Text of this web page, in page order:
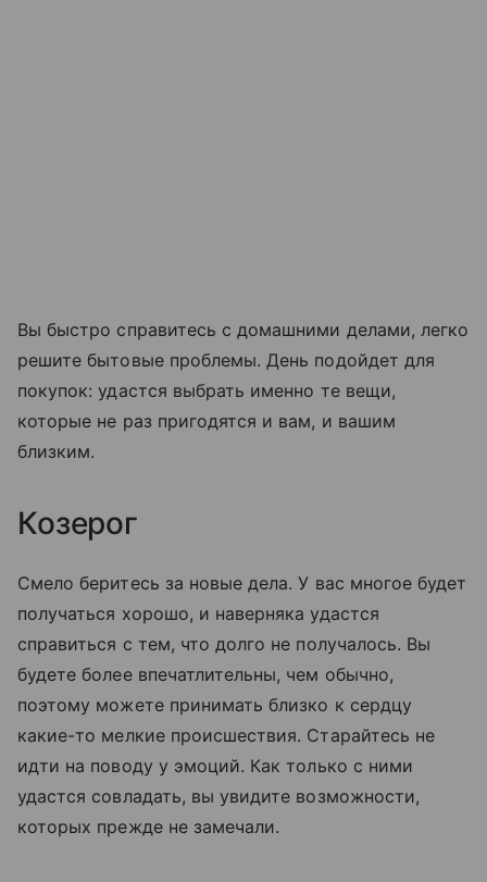
Вы быстро справитесь с домашними делами, легко
решите бытовые проблемы. День подойдет для
покупок: удастся выбрать именно те вещи,
которые не раз пригодятся и вам, и вашим
близким.
Козерог
Смело беритесь за новые дела. У вас многое будет
получаться хорошо, и наверняка удастся
справиться с тем, что долго не получалось. Вы
будете более впечатлительны, чем обычно,
поэтому можете принимать близко к сердцу
какие-то мелкие происшествия. Старайтесь не
идти на поводу у эмоций. Как только с ними
удастся совладать, вы увидите возможности,
которых прежде не замечали.